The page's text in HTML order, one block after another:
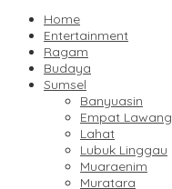
Home
Entertainment
Ragam
Budaya
Sumsel
Banyuasin
Empat Lawang
Lahat
Lubuk Linggau
Muaraenim
Muratara